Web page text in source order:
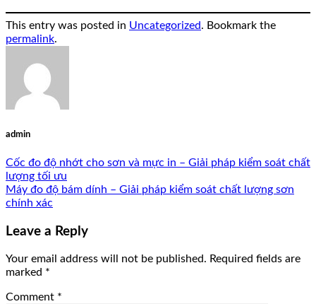
This entry was posted in Uncategorized. Bookmark the
permalink.
admin
Cốc đo độ nhớt cho sơn và mực in – Giải pháp kiểm soát chất
lượng tối ưu
Máy đo độ bám dính – Giải pháp kiểm soát chất lượng sơn
chính xác
Leave a Reply
Your email address will not be published. Required fields are
marked *
Comment *